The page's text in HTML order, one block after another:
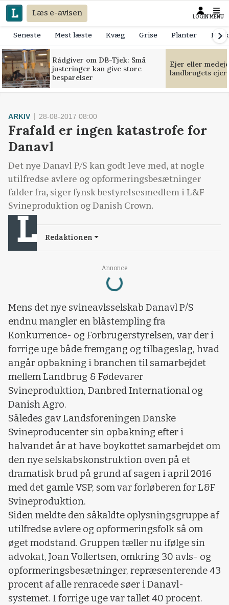
Læs e-avisen LOGIN MENU
Seneste Mest læste Kvæg Grise Planter
Rådgiver om DB-Tjek: Små
justeringer kan give store
besparelser
Ejer eller
landbrugets
Annonce
Loading...
ARKIV 28-08-2017 08:00
Frafald er ingen katastrofe for
Danavl
Det nye Danavl P/S kan godt leve med, at nogle
utilfredse avlere og opformeringsbesætninger
falder fra, siger fynsk bestyrelsesmedlem i L&F
Svineproduktion og Danish Crown.
Redaktionen
Mens det nye svineavlsselskab Danavl P/S
endnu mangler en blåstempling fra
Konkurrence- og Forbrugerstyrelsen, var der i
forrige uge både fremgang og tilbageslag, hvad
angår opbakning i branchen til samarbejdet
mellem Landbrug & Fødevarer
Svineproduktion, Danbred International og
Danish Agro.
Således gav Landsforeningen Danske
Svineproducenter sin opbakning efter i
halvandet år at have boykottet samarbejdet om
den nye selskabskonstruktion oven på et
dramatisk brud på grund af sagen i april 2016
med det gamle VSP, som var forløberen for L&F
Svineproduktion.
Siden meldte den såkaldte oplysningsgruppe af
utilfredse avlere og opformeringsfolk så om
øget modstand. Gruppen tæller nu ifølge sin
advokat, Joan Vollertsen, omkring 30 avls- og
opformeringsbesætninger, repræsenterende 43
procent af alle renracede søer i Danavl-
systemet. I forrige uge var tallet 40 procent.